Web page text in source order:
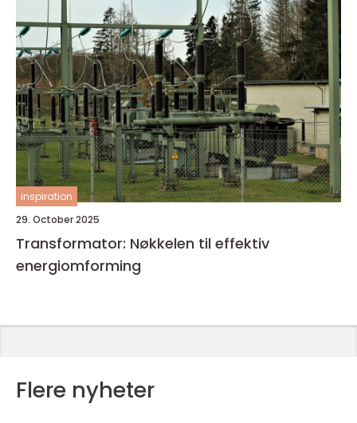
inspiration
29. October 2025
Transformator: Nøkkelen til effektiv
energiomforming
Flere nyheter